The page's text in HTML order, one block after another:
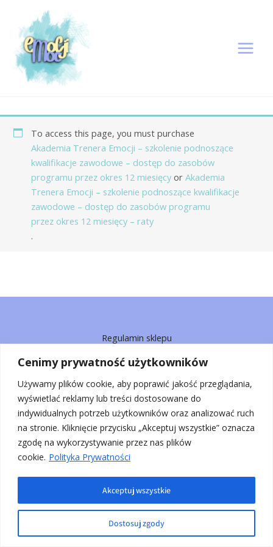
Cenimy prywatność użytkowników
Używamy plików cookie, aby poprawić jakość przeglądania,
wyświetlać reklamy lub treści dostosowane do
indywidualnych potrzeb użytkowników oraz analizować ruch
na stronie. Kliknięcie przycisku „Akceptuj wszystkie” oznacza
zgodę na wykorzystywanie przez nas plików
cookie. Polityka Prywatności
Dostosuj zgody
Akceptuj wszystkie
treści
To access this page, you must purchase
Akademia Trenera Emocji – szkolenie podnoszące
kwalifikacje zawodowe – dostęp do zasobów
programu przez okres 12 miesięcy orAkademia
Trenera Emocji – szkolenie podnoszące kwalifikacje
zawodowe – dostęp do zasobów programu
przez okres 12 miesięcy – raty
.
Regulamin sklepu
W moich sesjach indywidualnych, szkoleniach, warsztatach,
webinarach, live’ach i ebookach stosuję zaawansowane techniki
medytacyjne oraz pracę z emocjami, mające na celu poprawę
samopoczucia i równowagi energetycznej. Nie są one formą
leczenia w rozumieniu medycyny konwencjonalnej i nie mogą
zastąpić opieki lekarza.
Copyright © 2026 Pracownia Badań nad Emocjami